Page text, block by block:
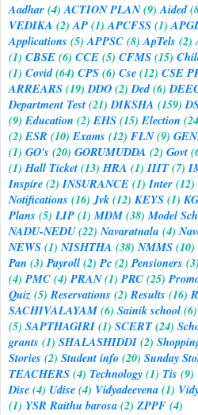
Aadhar(4) ACTION PLAN(9) Aided
VEDIKA (2) AP(1) APCFSS(1)
Applications (5) APPSC(8) ApTels (2)
(1) CBSE(6) CCE(5) CFMS(15)
(1) Covid(64) CPS(6) Cse(12) CSE
ARREARS(19) DDO(2) Ded(6)
Department Test(21) DIKSHA (159)
(9) Education (2) EHS(15) Election
(2) ESR (10) Exams (12) FLN(9)
(1) GO's (20) GORUMUDDA (2) Govt
(1) Hall Ticket(13) HRA (1) IIIT(7)
Inspire(2) INSURANCE(1) Inter(12)
Notifications (16) Jvk(12) KEYS(1)
Plans (5) LIP(1) MDM(38) Model
NADU-NEDU(22) Navaratnalu (4)
NEWS(1) NISHTHA (38) NMMS(10)
Pan (3) Payroll(2) Pc(2) Pensioners (3)
(4) PMC(4) PRAN(1) PRC(25)
Quiz(5) Reservations (2) Results (16)
SACHIVALAYAM(6) Sainik school(6)
(5) SAPTHAGIRI(1) SCERT(24)
grants (1) SHALASHIDDI(2)
Stories (2) Student info(20) Sunday
TEACHERS(4) Technology(1) Tis (9)
Dise(4) Udise(4) Vidyadeevena(1)
(1) YSR Raithu barosa(2) ZPPF(4)